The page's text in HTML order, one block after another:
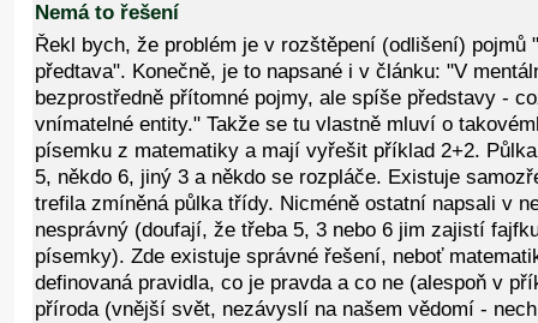
Nemá to řešení
Řekl bych, že problém je v rozštěpení (odlišení) pojmů
předtava". Konečně, je to napsané i v článku: "V
bezprostředně přítomné pojmy, ale spíše představy -
vnímatelné entity." Takže se tu vlastně mluví o
písemku z matematiky a mají vyřešit příklad 2+2.
5, někdo 6, jiný 3 a někdo se rozpláče. Existuje
trefila zmíněná půlka třídy. Nicméně ostatní napsali v
nesprávný (doufají, že třeba 5, 3 nebo 6 jim zajistí
písemky). Zde existuje správné řešení, neboť
definovaná pravidla, co je pravda a co ne (alespoň v
příroda (vnější svět, nezávyslí na našem vědomí -